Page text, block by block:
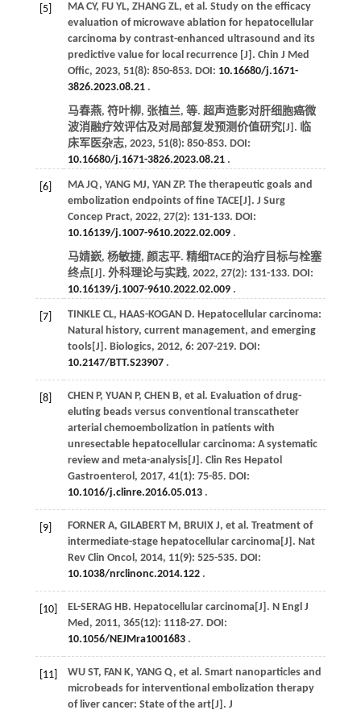
[5] MA CY, FU YL, ZHANG ZL, et al . Study on the efficacy
evaluation of microwave ablation for hepatocellular
carcinoma by contrast-enhanced ultrasound and its
predictive value for local recurrence [J]. Chin J Med
Offic, 2023, 51(8): 850-853. DOI: 10.16680/j.1671-
3826.2023.08.21.
马春燕, 符叶柳, 张植兰, 等. 超声造影对肝细胞癌微
波消融疗效评估及对局部复发预测价值研究[J]. 临
床军医杂志, 2023, 51(8): 850-853. DOI:
10.16680/j.1671-3826.2023.08.21.
[6] MA JQ, YANG MJ, YAN ZP. The therapeutic goals and
embolization endpoints of fine TACE[J]. J Surg
Concep Pract, 2022, 27(2): 131-133. DOI:
10.16139/j.1007-9610.2022.02.009.
马婧嶔, 杨敏捷, 颜志平. 精细TACE的治疗目标与栓塞
终点[J]. 外科理论与实践, 2022, 27(2): 131-133. DOI:
10.16139/j.1007-9610.2022.02.009.
[7] TINKLE CL, HAAS-KOGAN D. Hepatocellular carcinoma:
Natural history, current management, and emerging
tools[J]. Biologics, 2012, 6: 207-219. DOI:
10.2147/BTT.S23907.
[8] CHEN P, YUAN P, CHEN B, et al . Evaluation of drug-
eluting beads versus conventional transcatheter
arterial chemoembolization in patients with
unresectable hepatocellular carcinoma: A systematic
review and meta-analysis[J]. Clin Res Hepatol
Gastroenterol , 2017, 41(1): 75-85. DOI:
10.1016/j.clinre.2016.05.013.
[9] FORNER A, GILABERT M, BRUIX J, et al . Treatment of
intermediate-stage hepatocellular carcinoma[J]. Nat
Rev Clin Oncol , 2014, 11(9): 525-535. DOI:
10.1038/nrclinonc.2014.122.
[10] EL-SERAG HB. Hepatocellular carcinoma[J]. N Engl J
Med , 2011, 365(12): 1118-27. DOI:
10.1056/NEJMra1001683.
[11] WU ST, FAN K, YANG Q, et al . Smart nanoparticles and
microbeads for interventional embolization therapy
of liver cancer: State of the art[J]. J